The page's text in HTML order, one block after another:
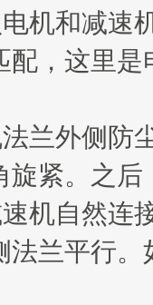
机和减速
配，这里
兰外侧防
旋紧。之
机自然连
法兰平行